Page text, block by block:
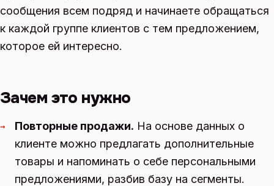
сообщения всем подряд и начинаете обращаться
к каждой группе клиентов с тем предложением,
которое ей интересно.
Зачем это нужно
→ Повторные продажи. На основе данных о
клиенте можно предлагать дополнительные
товары и напоминать о себе персональными
предложениями, разбив базу на сегменты.